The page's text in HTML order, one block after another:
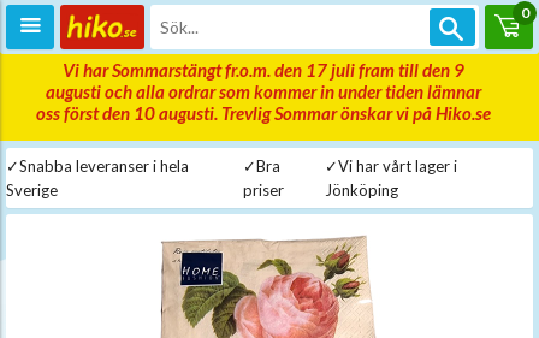
0
Vi har Sommarstängt fr.o.m. den 17 juli fram till den 9
augusti och alla ordrar som kommer in under tiden lämnar
oss först den 10 augusti. Trevlig Sommar önskar vi på Hiko.se
✓Snabba leveranser i hela
Sverige
✓Bra
priser
✓Vi har vårt lager i
Jönköping